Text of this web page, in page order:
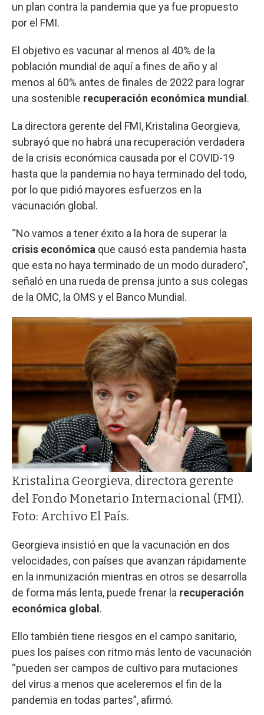
un plan contra la pandemia que ya fue propuesto
por el FMI.
El objetivo es vacunar al menos al 40% de la
población mundial de aquí a fines de año y al
menos al 60% antes de finales de 2022 para lograr
una sostenible recuperación económica mundial .
La directora gerente del FMI, Kristalina Georgieva,
subrayó que no habrá una recuperación verdadera
de la crisis económica causada por el COVID-19
hasta que la pandemia no haya terminado del todo,
por lo que pidió mayores esfuerzos en la
vacunación global.
“No vamos a tener éxito a la hora de superar la
crisis económica que causó esta pandemia hasta
que esta no haya terminado de un modo duradero”,
señaló en una rueda de prensa junto a sus colegas
de la OMC, la OMS y el Banco Mundial.
Kristalina Georgieva, directora gerente
del Fondo Monetario Internacional (FMI).
Foto: Archivo El País.
Georgieva insistió en que la vacunación en dos
velocidades, con países que avanzan rápidamente
en la inmunización mientras en otros se desarrolla
de forma más lenta, puede frenar la recuperación
económica global .
Ello también tiene riesgos en el campo sanitario,
pues los países con ritmo más lento de vacunación
“pueden ser campos de cultivo para mutaciones
del virus a menos que aceleremos el fin de la
pandemia en todas partes”, afirmó.